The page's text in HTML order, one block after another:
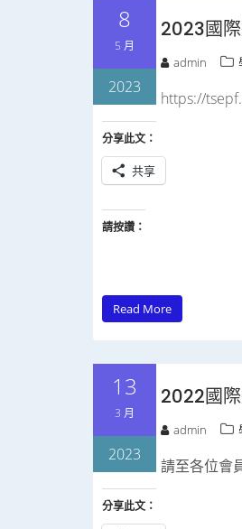
8
5 月
2023
2023國
admin
https://
分享此文：
共享
請按讚：
Read More
13
3 月
2023
2022國
admin
請至各位會
分享此文：